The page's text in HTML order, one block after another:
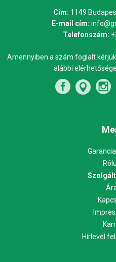
Cím: 1149
E-mail cím:
Telefonszám:
Amennyiben a szám foglalt
alábbi
Hírlevél